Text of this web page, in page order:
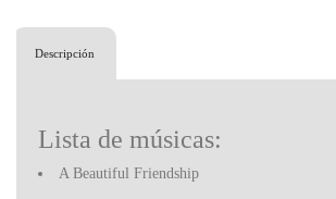
Descripción
Lista de músicas:
A Beautiful Friendship